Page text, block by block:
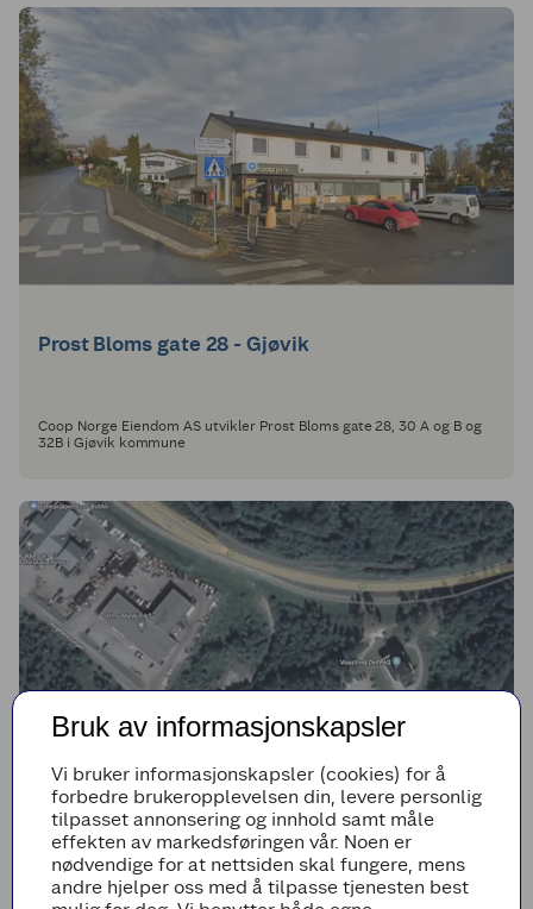
Prost Bloms gate 28 - Gjøvik
Coop Norge Eiendom AS utvikler Prost Bloms gate 28, 30 A og B og
32B i Gjøvik kommune
Obs BYGG Kompakt - Voss
Bruk av informasjonskapsler
Vi bruker informasjonskapsler (cookies) for å
forbedre brukeropplevelsen din, levere personlig
tilpasset annonsering og innhold samt måle
effekten av markedsføringen vår. Noen er
nødvendige for at nettsiden skal fungere, mens
andre hjelper oss med å tilpasse tjenesten best